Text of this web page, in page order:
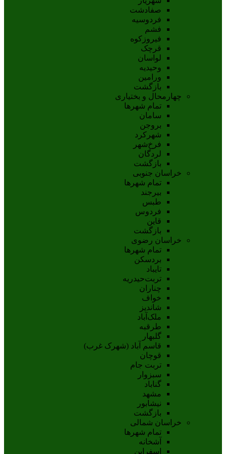
صفادشت
فردوسیه
فشم
فیروزکوه
قرچک
لواسان
وحیدیه
ورامین
بازگشت
چهارمحال و بختیاری
تمام شهر‌ها
سامان
بروجن
شهرکرد
فرخ‌شهر
لردگان
بازگشت
خراسان جنوبی
تمام شهر‌ها
بيرجند
طبس
فردوس
قاين
بازگشت
خراسان رضوی
تمام شهر‌ها
بردسکن
تایباد
تربت‌حیدریه
چناران
خواف
شاندیز
ملک‌آباد
طرقبه
گلبهار
قاسم آباد (شهرک غرب)
قوچان
تربت جام
سبزوار
گناباد
مشهد
نيشابور
بازگشت
خراسان شمالی
تمام شهر‌ها
آشخانه
اسفراين